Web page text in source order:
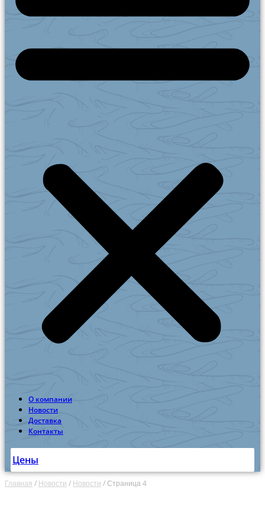
О компании
Новости
Доставка
Контакты
Цены
Главная / Новости / Новости /Страница 4